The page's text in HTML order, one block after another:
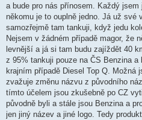
p
ě
e
k
a bude pro nás přínosem. Každý jsem
někomu je to ouplně jedno. Já už své
samozřejmě tam tankuji, když jedu
Nejsem v žádném případě magor, že
levnější a já si tam budu zajíždět 40
z 95% tankuji pouze na ČS Benzina a
krajním případě Diesel Top Q. Možná
zvažuje změnu názvu z původního
tímto účelem jsou zkušebně po CZ
původně byli a stále jsou Benzina a
jen jiný název a jiné logo. Tedy